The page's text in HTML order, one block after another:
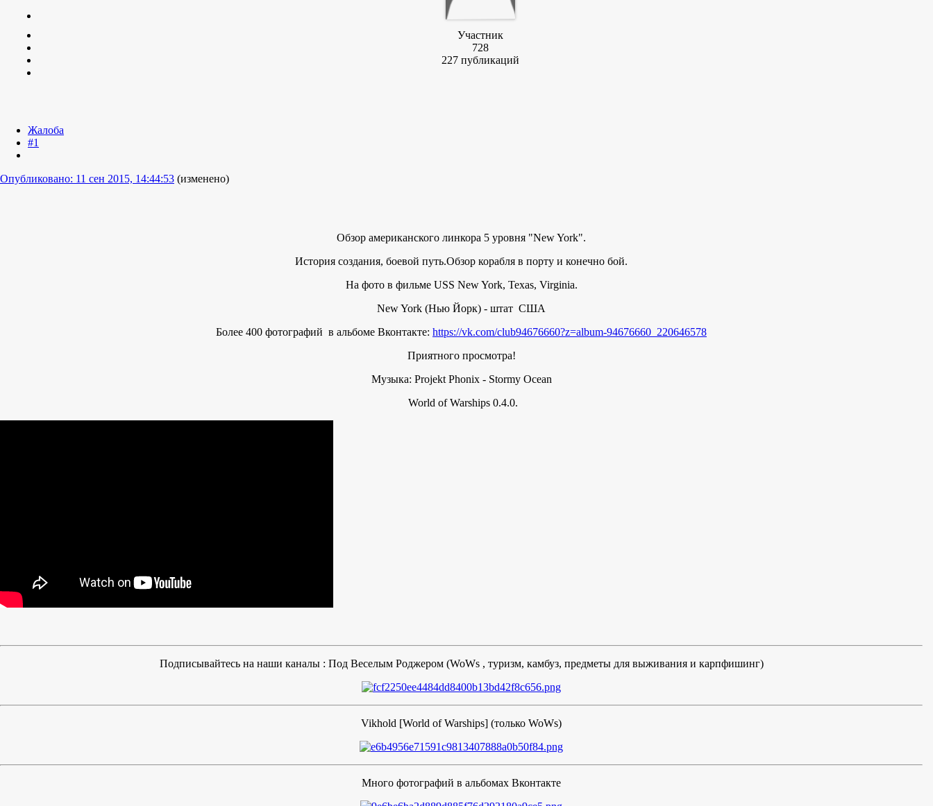
Участник
728
227 публикаций
Жалоба
#1
Опубликовано: 11 сен 2015, 14:44:53 (изменено)
Обзор американского линкора 5 уровня "New York".
История создания, боевой путь.Обзор корабля в порту и конечно бой.
На фото в фильме USS New York, Texas, Virginia.
New York (Нью Йорк) - штат США
Более 400 фотографий в альбоме Вконтакте: https://vk.com/club94676660?z=album-94676660_220646578
Приятного просмотра!
Музыка: Projekt Phonix - Stormy Ocean
World of Warships 0.4.0.
Подписывайтесь на наши каналы : Под Веселым Роджером (WoWs , туризм, камбуз, предметы для выживания и карпфишинг)
Vikhold [World of Warships] (только WoWs)
Много фотографий в альбомах Вконтакте